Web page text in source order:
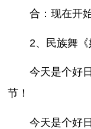
合：现在开
2、民族舞《
今天是个好
节！
今天是个好